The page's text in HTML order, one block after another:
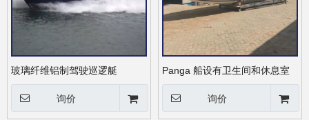
玻璃纤维铝制驾驶巡逻艇
询价
Panga 船设有卫生间和休息室
询价